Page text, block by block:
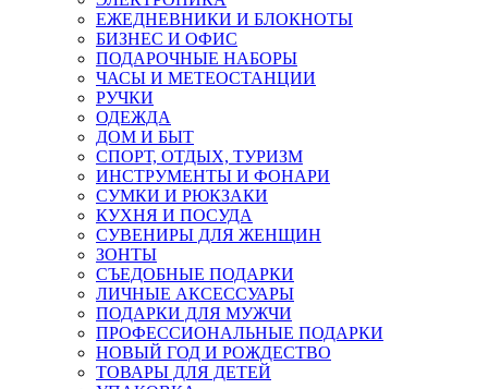
ЕЖЕДНЕВНИКИ И БЛОКНОТЫ
БИЗНЕС И ОФИС
ПОДАРОЧНЫЕ НАБОРЫ
ЧАСЫ И МЕТЕОСТАНЦИИ
РУЧКИ
ОДЕЖДА
ДОМ И БЫТ
СПОРТ, ОТДЫХ, ТУРИЗМ
ИНСТРУМЕНТЫ И ФОНАРИ
СУМКИ И РЮКЗАКИ
КУХНЯ И ПОСУДА
СУВЕНИРЫ ДЛЯ ЖЕНЩИН
ЗОНТЫ
СЪЕДОБНЫЕ ПОДАРКИ
ЛИЧНЫЕ АКСЕССУАРЫ
ПОДАРКИ ДЛЯ МУЖЧИ
ПРОФЕССИОНАЛЬНЫЕ ПОДАРКИ
НОВЫЙ ГОД И РОЖДЕСТВО
ТОВАРЫ ДЛЯ ДЕТЕЙ